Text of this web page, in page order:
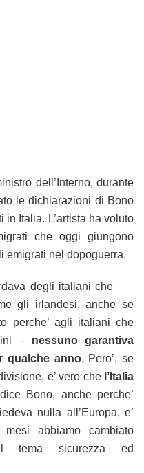
dell’Interno, durante
le dichiarazioni di Bono
Italia. L’artista ha voluto
che oggi giungono
emigrati nel dopoguerra.
degli italiani che
gli irlandesi, anche se
perche’ agli italiani che
– nessuno garantiva
qualche anno. Pero’, se
e’ vero chel’Italia
Bono, anche perche’
nulla all’Europa, e’
abbiamo cambiato
tema sicurezza ed